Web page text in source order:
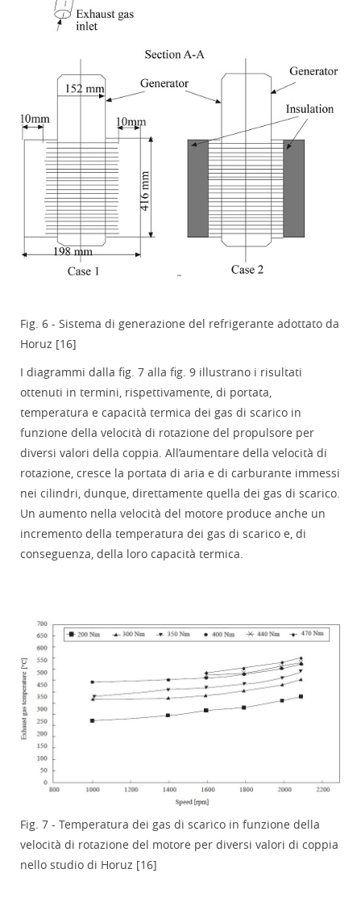
Fig. 6 - Sistema di generazione del refrigerante adottato da
Horuz [16]
I diagrammi dalla fig. 7 alla fig. 9 illustrano i risultati
ottenuti in termini, rispettivamente, di portata,
temperatura e capacità termica dei gas di scarico in
funzione della velocità di rotazione del propulsore per
diversi valori della coppia. All’aumentare della velocità di
rotazione, cresce la portata di aria e di carburante immessi
nei cilindri, dunque, direttamente quella dei gas di scarico.
Un aumento nella velocità del motore produce anche un
incremento della temperatura dei gas di scarico e, di
conseguenza, della loro capacità termica.
Fig. 7 - Temperatura dei gas di scarico in funzione della
velocità di rotazione del motore per diversi valori di coppia
nello studio di Horuz [16]